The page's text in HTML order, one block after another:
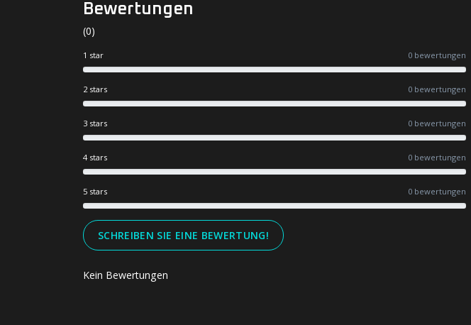
Bewertungen
(0)
1 star 0 bewertungen
2 stars 0 bewertungen
3 stars 0 bewertungen
4 stars 0 bewertungen
5 stars 0 bewertungen
SCHREIBEN SIE EINE BEWERTUNG!
Kein Bewertungen